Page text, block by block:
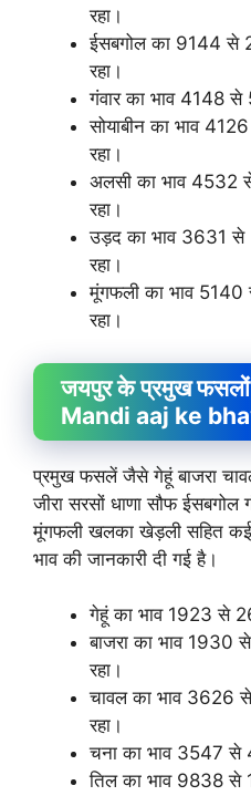
रहा।
ईसबगोल का 9144 से
रहा।
गंवार का भाव 4148 से
सोयाबीन का भाव
रहा।
अलसी का भाव 4532
रहा।
उड़द का भाव 3631 से
रहा।
मूंगफली का भाव
रहा।
जयपुर के प्रमुख
Mandi aaj ke
प्रमुख फसलें जैसे गेहूं बाजरा
जीरा सरसों धाणा सौफ ईसबगोल
मूंगफली खलका खेड़ली सहित कई
भाव की जानकारी दी गई है।
गेहूं का भाव 1923 से
बाजरा का भाव 1930
रहा।
चावल का भाव 3626
रहा।
चना का भाव 3547 से
तिल का भाव 9838 से